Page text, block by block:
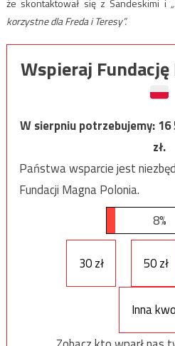
że skontaktował się z Sandeskimi i
korzystne dla Freda i Teresy”.
Wspieraj
W sierpniu potrzebujemy:16
zł.
Państwa wsparcie jest
Fundacji Magna Polonia.
8%
30 zł 50 zł
Inna